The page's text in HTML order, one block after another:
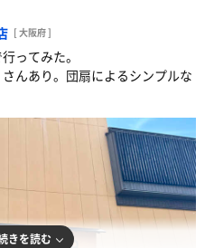
[ 大阪府 ]
ってみた。
んあり。団扇によるシンプルな
きを読む